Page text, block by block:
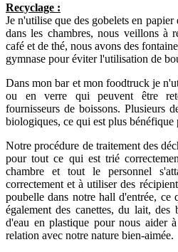
Recyclage :
Je n'utilise que des gobelets en
dans les chambres, nous veillons à
café et de thé, nous avons des
gymnase pour éviter l'utilisation de
Dans mon bar et mon foodtruck je
ou en verre qui peuvent être
fournisseurs de boissons. Plusieurs
biologiques, ce qui est plus
Notre procédure de traitement des
pour tout ce qui est trié
chambre et tout le personnel
correctement et à utiliser des
poubelle dans notre hall d'entrée, ce
également des canettes, du lait,
d'eau en plastique pour nous aider
relation avec notre nature bien-aimée.